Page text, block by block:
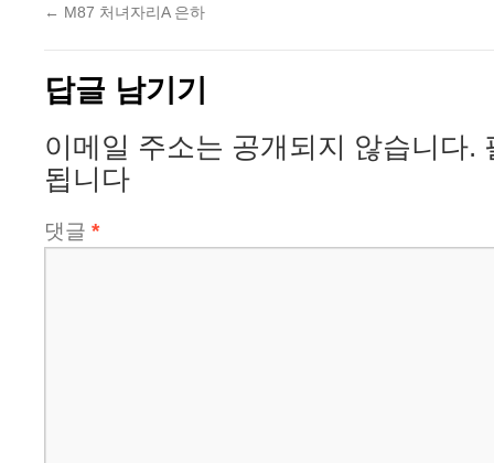
← M87 처녀자리A 은하
답글 남기기
이메일 주소는 공개되지 않습니다.
됩니다
댓글 *